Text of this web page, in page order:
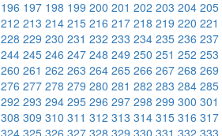
196 197 198 199 200 201 202 203 204 205
212 213 214 215 216 217 218 219 220 221
228 229 230 231 232 233 234 235 236 237
244 245 246 247 248 249 250 251 252 253
260 261 262 263 264 265 266 267 268 269
276 277 278 279 280 281 282 283 284 285
292 293 294 295 296 297 298 299 300 301
308 309 310 311 312 313 314 315 316 317
324 325 326 327 328 329 330 331 332 333